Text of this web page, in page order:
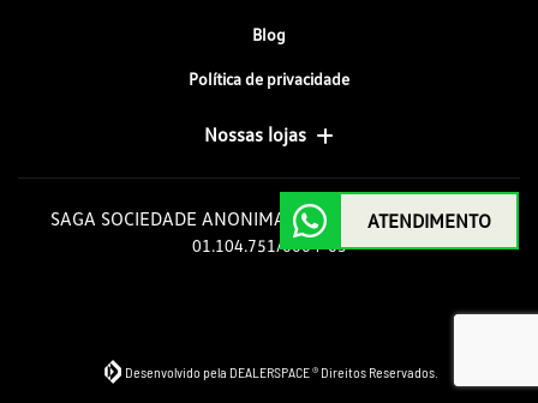
Blog
Política de privacidade
Nossas lojas
SAGA SOCIEDADE ANONIMA GOIAS DE AUTOMOVEIS
01.104.751/0004-63
Desenvolvido pela DEALERSPACE ® Direitos Reservados.
ATENDIMENTO